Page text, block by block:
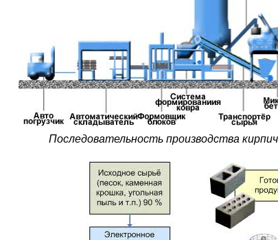
Последовательность производства